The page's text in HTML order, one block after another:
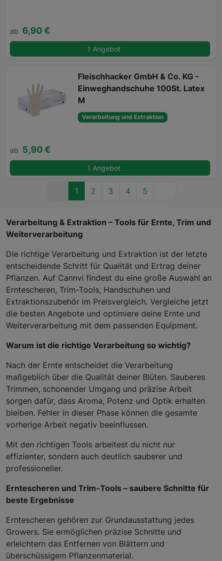
ab 6,90 €
1 Angebot
Fleischhacker GmbH & Co. KG -
Einweghandschuhe 100St. Latex
M
Verarbeitung und Extraktion
ab 5,90 €
1 Angebot
1 2 3 4 5
Verarbeitung & Extraktion – Tools für Ernte, Trim und
Weiterverarbeitung
Die richtige Verarbeitung und Extraktion ist der letzte
entscheidende Schritt für Qualität und Ertrag deiner
Pflanzen. Auf Cannvi findest du eine große Auswahl an
Erntescheren, Trim-Tools, Handschuhen und
Extraktionszubehör im Preisvergleich. Vergleiche jetzt
die besten Angebote und optimiere deine Ernte und
Weiterverarbeitung mit dem passenden Equipment.
Warum ist die richtige Verarbeitung so wichtig?
Nach der Ernte entscheidet die Verarbeitung
maßgeblich über die Qualität deiner Blüten. Sauberes
Trimmen, schonender Umgang und präzise Arbeit
sorgen dafür, dass Aroma, Potenz und Optik erhalten
bleiben. Fehler in dieser Phase können die gesamte
vorherige Arbeit negativ beeinflussen.
Mit den richtigen Tools arbeitest du nicht nur
effizienter, sondern auch deutlich sauberer und
professioneller.
Erntescheren und Trim-Tools – saubere Schnitte für
beste Ergebnisse
Erntescheren gehören zur Grundausstattung jedes
Growers. Sie ermöglichen präzise Schnitte und
erleichtern das Entfernen von Blättern und
überschüssigem Pflanzenmaterial.